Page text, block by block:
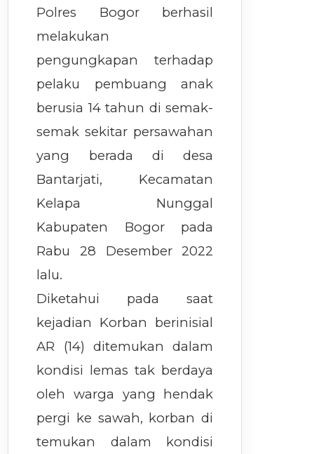
Polres Bogor berhasil
melakukan
pengungkapan terhadap
pelaku pembuang anak
berusia 14 tahun di semak-
semak sekitar persawahan
yang berada di desa
Bantarjati, Kecamatan
Kelapa Nunggal
Kabupaten Bogor pada
Rabu 28 Desember 2022
lalu.
Diketahui pada saat
kejadian Korban berinisial
AR (14) ditemukan dalam
kondisi lemas tak berdaya
oleh warga yang hendak
pergi ke sawah, korban di
temukan dalam kondisi